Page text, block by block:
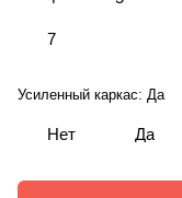
7
Усиленный каркас: Да
Нет Да